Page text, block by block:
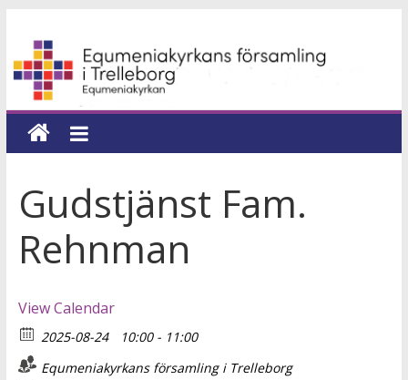
innehåll
Equmeniakyrkans
församling
i
Trelleborg
kyrka
livet
Gudstjänst Fam.
Rehnman
View Calendar
2025-08-24
10:00 - 11:00
Equmeniakyrkans församling i Trelleborg